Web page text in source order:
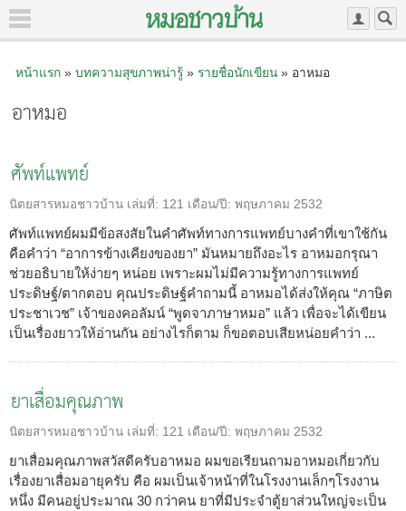
หน้าแรก» บทความสุขภาพน่ารู้» รายชื่อนักเขียน» อาหมอ
อาหมอ
ศัพท์แพทย์
นิตยสารหมอชาวบ้าน เล่มที่: 121 เดือน/ปี: พฤษภาคม 2532
ศัพท์แพทย์ผมมีข้อสงสัยในคำศัพท์ทางการแพทย์บางคำที่เขาใช้กัน
คือคำว่า “อาการข้างเคียงของยา” มันหมายถึงอะไร อาหมอกรุณา
ช่วยอธิบายให้ง่ายๆ หน่อย เพราะผมไม่มีความรู้ทางการแพทย์
ประดิษฐ์/ตากตอบ คุณประดิษฐ์คำถามนี้ อาหมอได้ส่งให้คุณ “ภาษิต
ประชาเวช” เจ้าของคอลัมน์ “พูดจาภาษาหมอ” แล้ว เพื่อจะได้เขียน
เป็นเรื่องยาวให้อ่านกัน อย่างไรก็ตาม ก็ขอตอบเสียหน่อยคำว่า ...
ยาเสื่อมคุณภาพ
นิตยสารหมอชาวบ้าน เล่มที่: 121 เดือน/ปี: พฤษภาคม 2532
ยาเสื่อมคุณภาพสวัสดีครับอาหมอ ผมขอเรียนถามอาหมอเกี่ยวกับ
เรื่องยาเสื่อมอายุครับ คือ ผมเป็นเจ้าหน้าที่ในโรงงานเล็กๆโรงงาน
หนึ่ง มีคนอยู่ประมาณ 30 กว่าคน ยาที่มีประจำตู้ยาส่วนใหญ่จะเป็น